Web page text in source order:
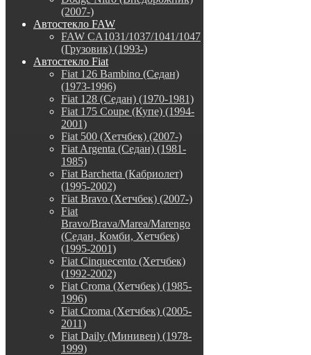
(2007-)
Автостекло FAW
FAW CA1031/1037/1041/1047
(Грузовик) (1993-)
Автостекло Fiat
Fiat 126 Bambino (Седан)
(1973-1996)
Fiat 128 (Седан) (1970-1981)
Fiat 175 Coupe (Купе) (1994-
2001)
Fiat 500 (Хетчбек) (2007-)
Fiat Argenta (Седан) (1981-
1985)
Fiat Barchetta (Кабриолет)
(1995-2002)
Fiat Bravo (Хетчбек) (2007-)
Fiat
Bravo/Brava/Marea/Marengo
(Седан, Комби, Хетчбек)
(1995-2001)
Fiat Cinquecento (Хетчбек)
(1992-2002)
Fiat Croma (Хетчбек) (1985-
1996)
Fiat Croma (Хетчбек) (2005-
2011)
Fiat Daily (Минивен) (1978-
1999)